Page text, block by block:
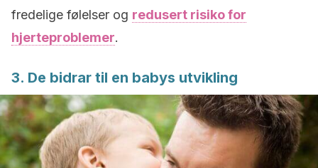
fredelige følelser og redusert risiko for
hjerteproblemer.
3. De bidrar til en babys utvikling